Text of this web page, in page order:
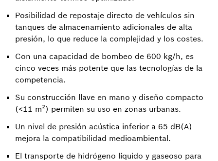
Posibilidad de repostaje directo de vehículos sin
tanques de almacenamiento adicionales de alta
presión, lo que reduce la complejidad y los costes.
Con una capacidad de bombeo de 600 kg/h, es
cinco veces más potente que las tecnologías de la
competencia.
Su construcción llave en mano y diseño compacto
(<11 m²) permiten su uso en zonas urbanas.
Un nivel de presión acústica inferior a 65 dB(A)
mejora la compatibilidad medioambiental.
El transporte de hidrógeno líquido y gaseoso para